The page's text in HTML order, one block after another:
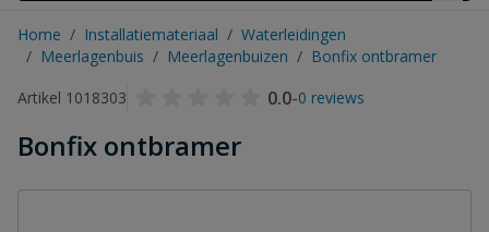
Home / Installatiemateriaal / Waterleidingen
/ Meerlagenbuis / Meerlagenbuizen / Bonfix ontbramer
Artikel 1018303
0.0-0 reviews
Bonfix ontbramer